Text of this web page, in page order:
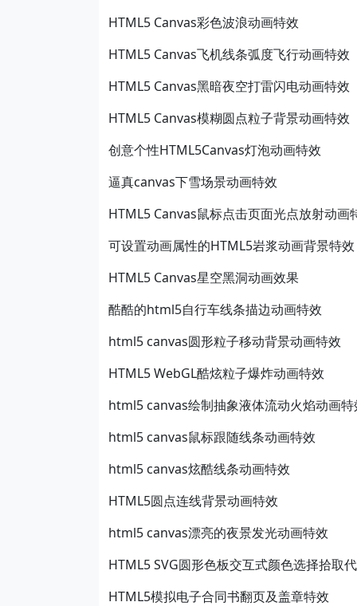
HTML5 Canvas彩色波浪动画特效
HTML5 Canvas飞机线条弧度飞行动画特效
HTML5 Canvas黑暗夜空打雷闪电动画特效
HTML5 Canvas模糊圆点粒子背景动画特效
创意个性HTML5Canvas灯泡动画特效
逼真canvas下雪场景动画特效
HTML5 Canvas鼠标点击页面光点放射动画
可设置动画属性的HTML5岩浆动画背景特效
HTML5 Canvas星空黑洞动画效果
酷酷的html5自行车线条描边动画特效
html5 canvas圆形粒子移动背景动画特效
HTML5 WebGL酷炫粒子爆炸动画特效
html5 canvas绘制抽象液体流动火焰动画特
html5 canvas鼠标跟随线条动画特效
html5 canvas炫酷线条动画特效
HTML5圆点连线背景动画特效
html5 canvas漂亮的夜景发光动画特效
HTML5 SVG圆形色板交互式颜色选择拾取
HTML5模拟电子合同书翻页及盖章特效